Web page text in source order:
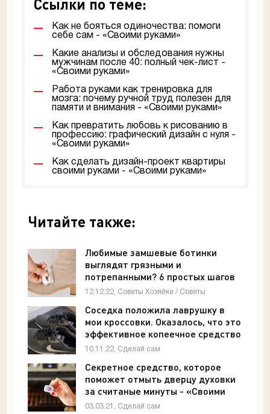
Ссылки по теме:
Как не бояться одиночества: помоги
себе сам - «Своими руками»
Какие анализы и обследования нужны
мужчинам после 40: полный чек-лист -
«Своими руками»
Работа руками как тренировка для
мозга: почему ручной труд полезен для
памяти и внимания - «Своими руками»
Как превратить любовь к рисованию в
профессию: графический дизайн с нуля -
«Своими руками»
Как сделать дизайн-проект квартиры
своими руками - «Своими руками»
Читайте также:
Любимые замшевые ботинки
выглядят грязными и
потрепанными? 6 простых шагов
помогут легко вернуть им былую
12.12.22, Советы Хозяйке / Советы
Соседка положила лаврушку в
мои кроссовки. Оказалось, что это
эффективное копеечное средство
от запаха - «Своими руками»
10.11.22, Сделай сам
Секретное средство, которое
поможет отмыть дверцу духовки
за считаные минуты - «Своими
руками»
03.03.21, Сделай сам